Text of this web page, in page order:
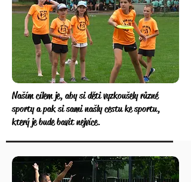
Naším cílem je, aby si děti vyzkoušely různé
sporty a pak si sami našly cestu ke sportu,
který je bude bavit nejvíce.